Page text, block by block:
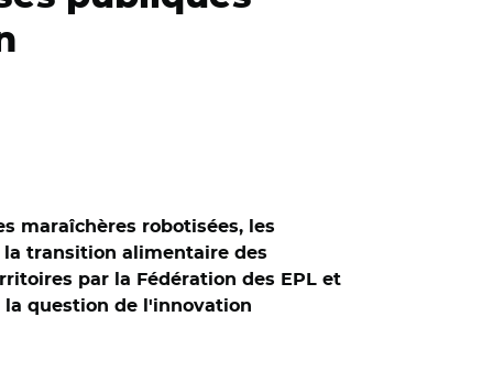
maraîchères robotisées, les
transition alimentaire des
par la Fédération des EPL et
la question de l'innovation